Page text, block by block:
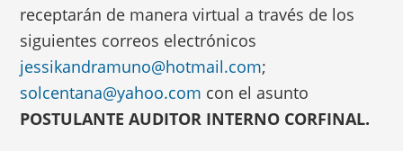
receptarán de manera virtual a través de los
siguientes correos electrónicos
jessikandramuno@hotmail.com;
solcentana@yahoo.com con el asunto
POSTULANTE AUDITOR INTERNO CORFINAL.